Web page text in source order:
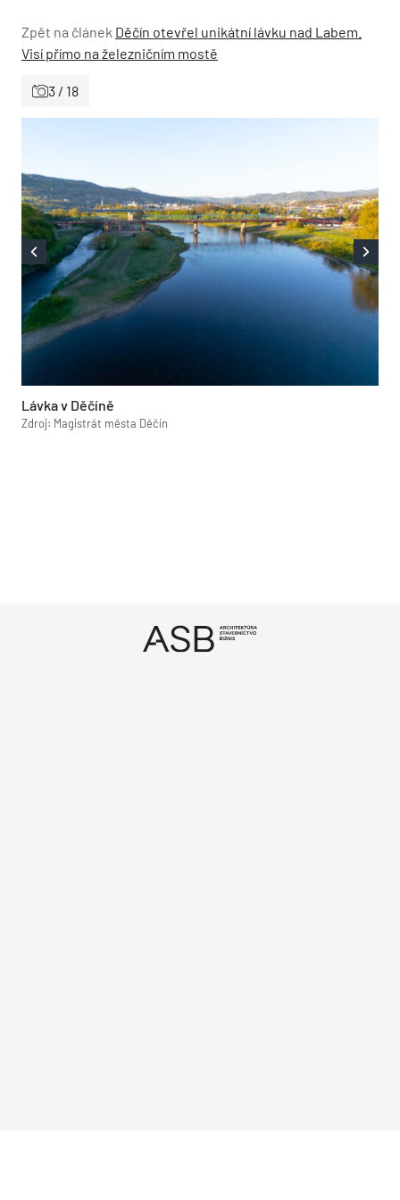
Zpět na článek Děčín otevřel unikátní lávku nad Labem.
Visí přímo na železničním mostě
3 / 18
Lávka v Děčíně
Zdroj: Magistrát města Děčín